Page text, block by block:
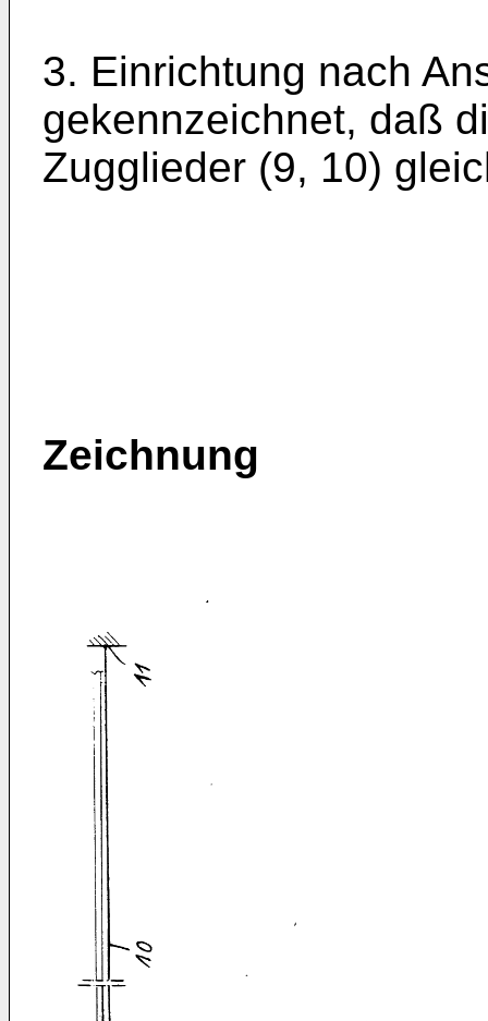
3. Einrichtung nach
gekennzeichnet, daß
Zugglieder (9, 10)
Zeichnung